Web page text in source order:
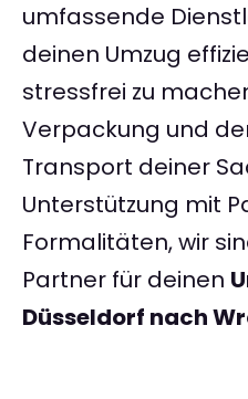
umfassende
deinen Umzug
stressfrei zu
Verpackung und
Transport deiner
Unterstützung mit
Formalitäten, wir
Partner für deinen
Düsseldorf nach